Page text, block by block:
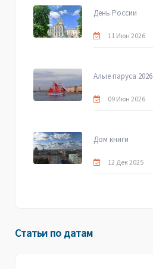
День России
11 Июн 2026
Алые паруса 2026
09 Июн 2026
Дом книги
12 Дек 2025
Статьи по датам